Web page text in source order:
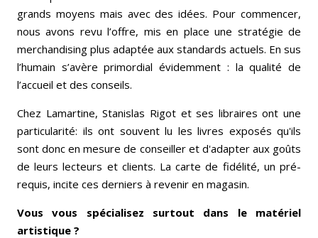
grands moyens mais avec des idées. Pour commencer,
nous avons revu l’offre, mis en place une stratégie de
merchandising plus adaptée aux standards actuels. En sus
l’humain s’avère primordial évidemment : la qualité de
l’accueil et des conseils.
Chez Lamartine, Stanislas Rigot et ses libraires ont une
particularité: ils ont souvent lu les livres exposés qu'ils
sont donc en mesure de conseiller et d'adapter aux goûts
de leurs lecteurs et clients. La carte de fidélité, un pré-
requis, incite ces derniers à revenir en magasin.
Vous vous spécialisez surtout dans le matériel
artistique ?